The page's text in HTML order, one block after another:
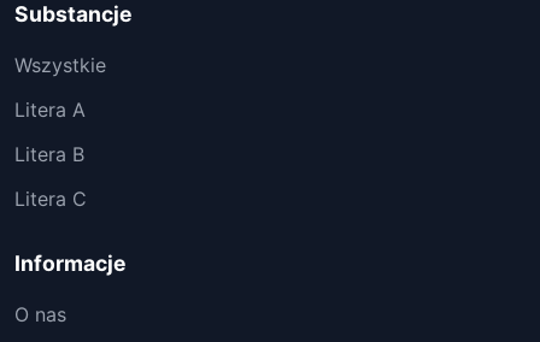
Substancje
Wszystkie
Litera A
Litera B
Litera C
Informacje
O nas